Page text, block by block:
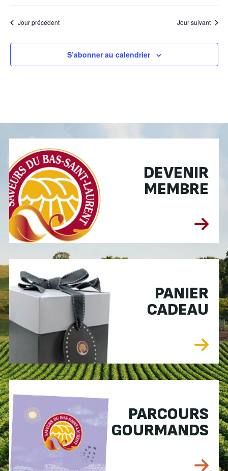
Jour précédent Jour suivant
S’abonner au calendrier
DEVENIR
MEMBRE
PANIER
CADEAU
PARCOURS
GOURMANDS